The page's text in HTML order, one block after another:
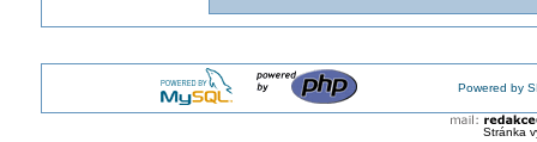
Powered by
Stránka